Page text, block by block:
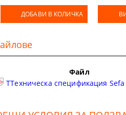
ДОБАВИ В КОЛИЧКА
Файл
TТехническа спецификация